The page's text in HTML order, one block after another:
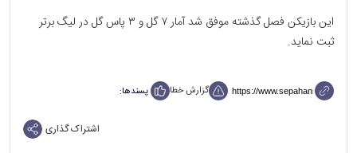
این بازیکن فصل گذشته موفق شد آمار ۷ گل و ۳ پاس گل در لیگ برتر
ثبت نماید.
گزارش خطا پسندها:
اشتراک گذاری